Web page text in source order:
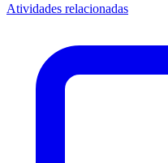
Atividades relacionadas